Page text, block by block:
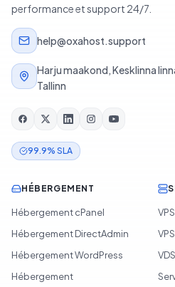
performance et support 24/7.
help@oxahost.support
Harju maakond, Kesklinna
Tallinn
99.9% SLA
HÉBERGEMENT
Hébergement cPanel
Hébergement DirectAdmin
Hébergement WordPress
Hébergement